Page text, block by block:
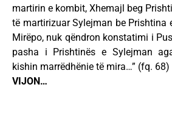
martirin e kombit, Xhemajl beg
të martirizuar Sylejman be Prishtina
Mirëpo, nuk qëndron konstatimi i
pasha i Prishtinës e Sylejman
kishin marrëdhënie të mira…” (fq. 68)
VIJON…